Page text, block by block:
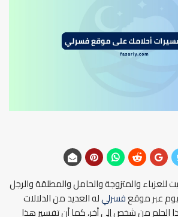
للعزباء والمتزوجة والحامل والمطلقة والرجل
عبر موقعفسرليله العديد من الدلالات
الحلم من شخص إلى أخر، كما أن تفسير هذا